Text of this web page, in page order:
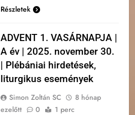
Részletek
ADVENT 1. VASÁRNAPJA |
A év | 2025. november 30.
| Plébániai hirdetések,
liturgikus események
Simon Zoltán SC
8 hónap
ezelőtt
0 1 perc